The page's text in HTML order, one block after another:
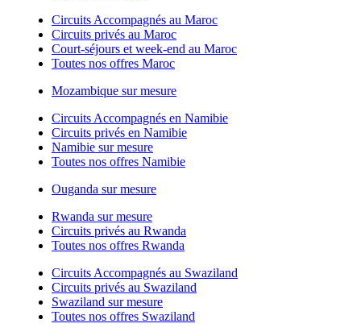
Circuits Accompagnés au Maroc
Circuits privés au Maroc
Court-séjours et week-end au Maroc
Toutes nos offres Maroc
Mozambique sur mesure
Circuits Accompagnés en Namibie
Circuits privés en Namibie
Namibie sur mesure
Toutes nos offres Namibie
Ouganda sur mesure
Rwanda sur mesure
Circuits privés au Rwanda
Toutes nos offres Rwanda
Circuits Accompagnés au Swaziland
Circuits privés au Swaziland
Swaziland sur mesure
Toutes nos offres Swaziland